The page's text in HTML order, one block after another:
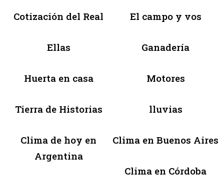
Cotización del Real El campo y vos
Ellas Ganadería
Huerta en casa Motores
Tierra de Historias lluvias
Clima de hoy en
Argentina
Clima en Buenos Aires
Clima en Córdoba